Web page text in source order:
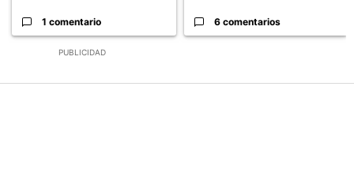
PUBLICIDAD
1 comentario 6 comentarios